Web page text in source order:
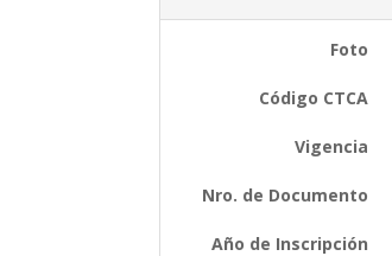
Foto
Código CTCA
Vigencia
Nro. de Documento
Año de Inscripción